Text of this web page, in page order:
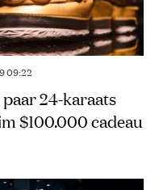
09:22
24-karaats
$100.000 cadeau